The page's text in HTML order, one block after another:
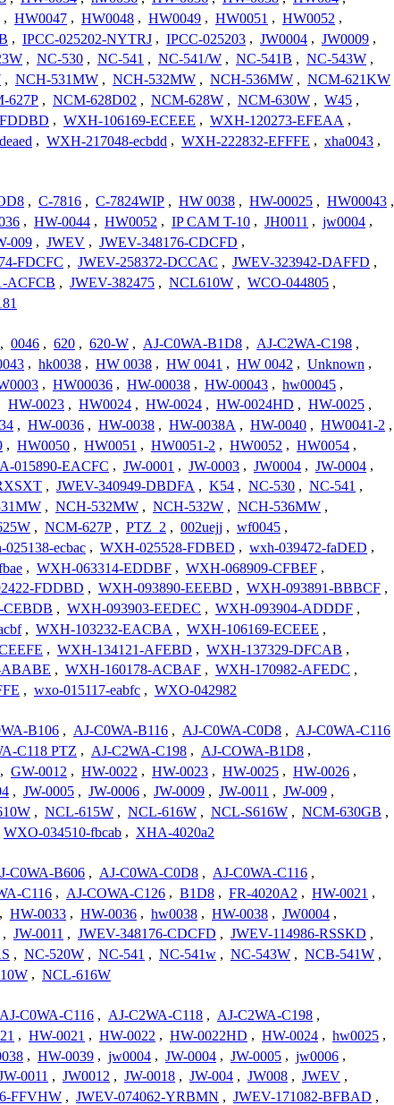
, HW0047 , HW0048 , HW0049 , HW0051 , HW0052 ,
, IPCC-025202-NYTRJ , IPCC-025203 , JW0004 , JW0009 ,
, NC-530 , NC-541 , NC-541/W , NC-541B , NC-543W ,
, NCH-531MW , NCH-532MW , NCH-536MW , NCM-621KW
627P , NCM-628D02 , NCM-628W , NCM-630W , W45 ,
, WXH-106169-ECEEE , WXH-120273-EFEAA ,
, WXH-217048-ecbdd , WXH-222832-EFFFE , xha0043 ,
, C-7816 , C-7824WIP , HW 0038 , HW-00025 , HW00043 ,
, HW-0044 , HW0052 , IP CAM T-10 , JH0011 , jw0004 ,
009 , JWEV , JWEV-348176-CDCFD ,
FDCFC , JWEV-258372-DCCAC , JWEV-323942-DAFFD ,
ACFCB , JWEV-382475 , NCL610W , WCO-044805 ,
, 0046 , 620 , 620-W , AJ-C0WA-B1D8 , AJ-C2WA-C198 ,
, hk0038 , HW 0038 , HW 0041 , HW 0042 , Unknown ,
, HW00036 , HW-00038 , HW-00043 , hw00045 ,
HW-0023 , HW0024 , HW-0024 , HW-0024HD , HW-0025 ,
, HW-0036 , HW-0038 , HW-0038A , HW-0040 , HW0041-2 ,
, HW0050 , HW0051 , HW0051-2 , HW0052 , HW0054 ,
015890-EACFC , JW-0001 , JW-0003 , JW0004 , JW-0004 ,
, JWEV-340949-DBDFA , K54 , NC-530 , NC-541 ,
, NCH-532MW , NCH-532W , NCH-536MW ,
, NCM-627P , PTZ_2 , 002uejj , wf0045 ,
025138-ecbac , WXH-025528-FDBED , wxh-039472-faDED ,
, WXH-063314-EDDBF , WXH-068909-CFBEF ,
FDDBD , WXH-093890-EEEBD , WXH-093891-BBBCF ,
CEBDB , WXH-093903-EEDEC , WXH-093904-ADDDF ,
, WXH-103232-EACBA , WXH-106169-ECEEE ,
, WXH-134121-AFEBD , WXH-137329-DFCAB ,
, WXH-160178-ACBAF , WXH-170982-AFEDC ,
, wxo-015117-eabfc , WXO-042982
B106 , AJ-C0WA-B116 , AJ-C0WA-C0D8 , AJ-C0WA-C116
C118 PTZ , AJ-C2WA-C198 , AJ-COWA-B1D8 ,
, GW-0012 , HW-0022 , HW-0023 , HW-0025 , HW-0026 ,
, JW-0005 , JW-0006 , JW-0009 , JW-0011 , JW-009 ,
, NCL-615W , NCL-616W , NCL-S616W , NCM-630GB ,
WXO-034510-fbcab , XHA-4020a2
C0WA-B606 , AJ-C0WA-C0D8 , AJ-C0WA-C116 ,
C116 , AJ-COWA-C126 , B1D8 , FR-4020A2 , HW-0021 ,
, HW-0033 , HW-0036 , hw0038 , HW-0038 , JW0004 ,
, JW-0011 , JWEV-348176-CDCFD , JWEV-114986-RSSKD ,
, NC-520W , NC-541 , NC-541w , NC-543W , NCB-541W ,
, NCL-616W
AJ-C0WA-C116 , AJ-C2WA-C118 , AJ-C2WA-C198 ,
, HW-0021 , HW-0022 , HW-0022HD , HW-0024 , hw0025 ,
, HW-0039 , jw0004 , JW-0004 , JW-0005 , jw0006 ,
0011 , JW0012 , JW-0018 , JW-004 , JW008 , JWEV ,
FFVHW , JWEV-074062-YRBMN , JWEV-171082-BFBAD ,